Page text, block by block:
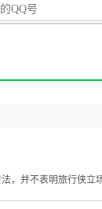
，并不表明旅行侠立场